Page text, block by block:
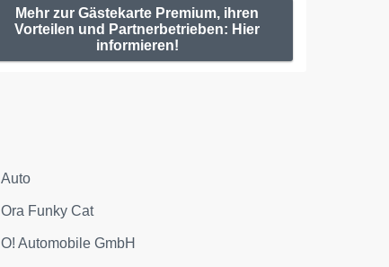
Mehr zur Gästekarte Premium, ihren
Vorteilen und Partnerbetrieben: Hier
informieren!
Auto
Ora Funky Cat
O! Automobile GmbH